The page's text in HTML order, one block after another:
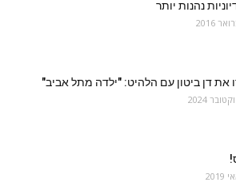
נהנות יותר
את דן ביטון עם הלהיט: "ילדה מתל אביב"